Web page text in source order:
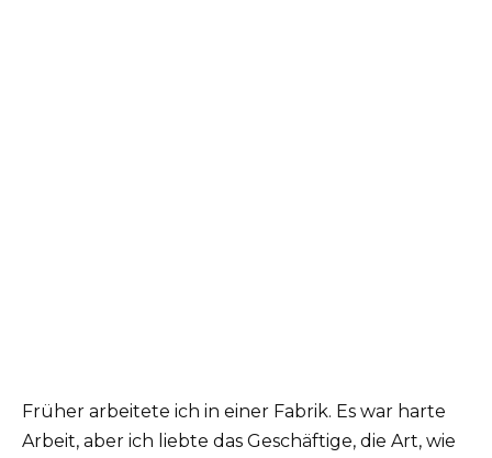
Früher arbeitete ich in einer Fabrik. Es war harte
Arbeit, aber ich liebte das Geschäftige, die Art, wie